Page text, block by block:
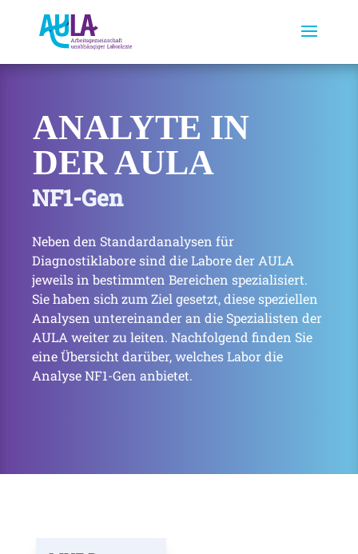
ANALYTE IN
DER AULA
NF1-Gen
Neben den Standardanalysen für
Diagnostiklabore sind die Labore der AULA
jeweils in bestimmten Bereichen spezialisiert.
Sie haben sich zum Ziel gesetzt, diese speziellen
Analysen untereinander an die Spezialisten der
AULA weiter zu leiten. Nachfolgend finden Sie
eine Übersicht darüber, welches Labor die
Analyse NF1-Gen anbietet.